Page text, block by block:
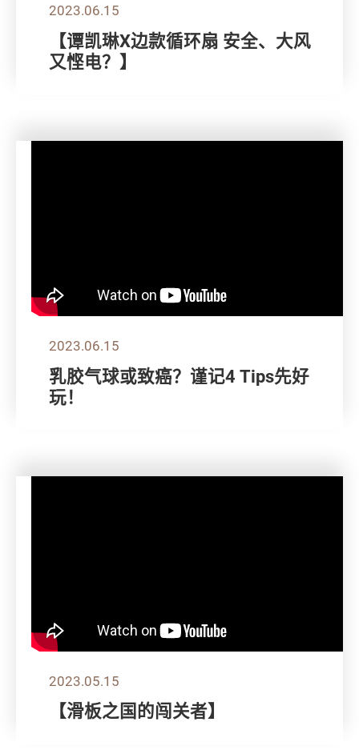
2023.06.15
【谭凯琳X边款循环扇 安全、大风
又悭电？】
2023.06.15
乳胶气球或致癌？谨记4 Tips先好
玩！
2023.05.15
【滑板之国的闯关者】